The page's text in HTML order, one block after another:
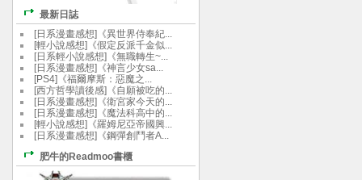
最新日誌
[日系漫畫感想]《異世界侍奉紀...
[輕小說感想]《假定反派千金似...
[日系輕小說感想]《無職轉生~...
[日系漫畫感想]《神言少女sa...
[PS4]《福爾摩斯：惡魔之...
[西方哲學讀後感]《自願被吃的...
[日系漫畫感想]《衛宮家今天的...
[日系漫畫感想]《魔法科高中的...
[輕小說感想]《羅姆尼亞帝國興...
[日系漫畫感想]《鋼彈創鬥者A...
肥牛的Readmoo書櫃